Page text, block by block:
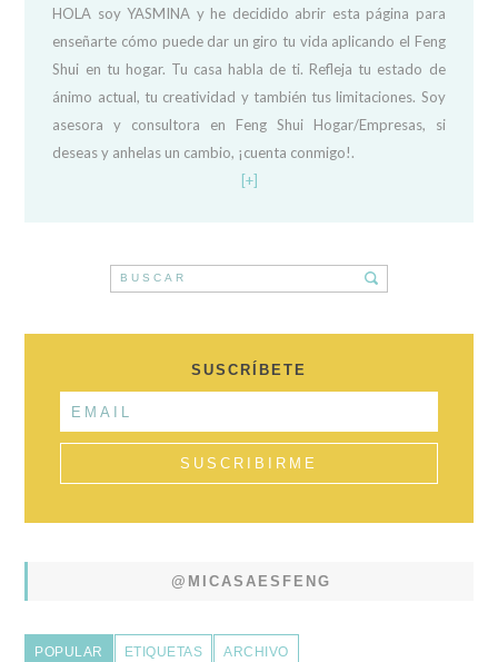
HOLA soy YASMINA y he decidido abrir esta página para
enseñarte cómo puede dar un giro tu vida aplicando el Feng
Shui en tu hogar. Tu casa habla de ti. Refleja tu estado de
ánimo actual, tu creatividad y también tus limitaciones. Soy
asesora y consultora en Feng Shui Hogar/Empresas, si
deseas y anhelas un cambio, ¡cuenta conmigo!.
[+]
SUSCRÍBETE
@MICASAESFENG
POPULAR ETIQUETAS ARCHIVO